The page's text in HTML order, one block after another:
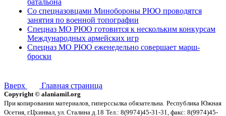
Со спецназовцами Минобороны РЮО проводятся
занятия по военной топографии
Спецназ МО РЮО готовится к нескольким конкурсам
Международных армейских игр
Спецназ МО РЮО еженедельно совершает марш-
броски
Вверх Главная страница
Copyright © alaniamil.org
При копировании материалов, гиперссылка обязательна. Республика Южная
Осетия, г.Цхинвал, ул. Сталина д.18 Тел.: 8(9974)45-31-31, факс: 8(9974)45-